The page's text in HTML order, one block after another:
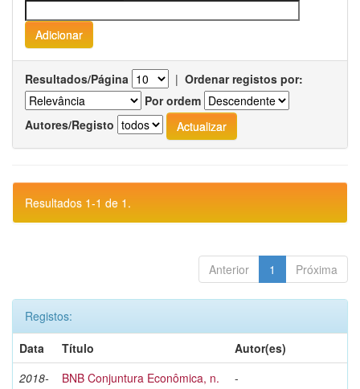
Resultados/Página | Ordenar registos por:
Por ordem
Autores/Registo
Resultados 1-1 de 1.
Anterior 1 Próxima
Registos:
Data
Título
Autor(es)
2018-
BNB Conjuntura Econômica, n.
-